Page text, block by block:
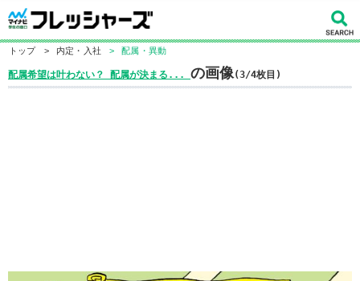
トップ > 内定・入社 > 配属・異動
配属希望は叶わない？ 配属が決まる... の画像(3/4枚目)